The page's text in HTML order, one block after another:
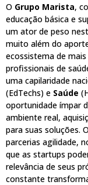
O Grupo Marista,
educação básica e
um ator de peso
muito além do
ecossistema de
profissionais de
uma capilaridade
(EdTechs) e Saúde
oportunidade ímpar
ambiente real,
para suas soluções.
parcerias agilidade,
que as startups
relevância de seus
constante